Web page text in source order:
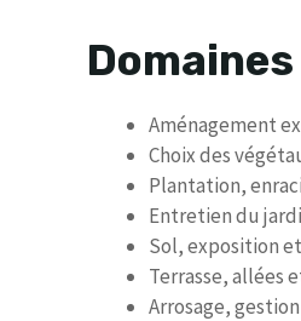
Aménagement
Choix des
Plantation,
Entretien du
Sol, exposition
Terrasse, allées
Arrosage,